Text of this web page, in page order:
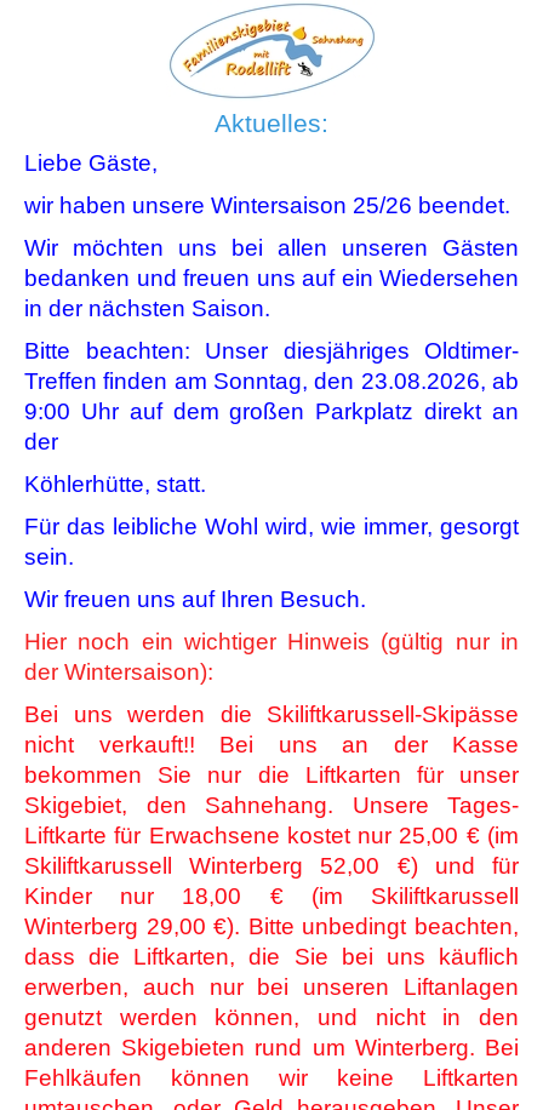
Aktuelles:
Liebe Gäste,
wir haben unsere Wintersaison 25/26 beendet.
Wir möchten uns bei allen unseren Gästen
bedanken und freuen uns auf ein Wiedersehen
in der nächsten Saison.
Bitte beachten: Unser diesjähriges Oldtimer-
Treffen finden am Sonntag, den 23.08.2026, ab
9:00 Uhr auf dem großen Parkplatz direkt an
der
Köhlerhütte, statt.
Für das leibliche Wohl wird, wie immer, gesorgt
sein.
Wir freuen uns auf Ihren Besuch.
Hier noch ein wichtiger Hinweis (gültig nur in
der Wintersaison):
Bei uns werden die Skiliftkarussell-Skipässe
nicht verkauft!! Bei uns an der Kasse
bekommen Sie nur die Liftkarten für unser
Skigebiet, den Sahnehang. Unsere Tages-
Liftkarte für Erwachsene kostet nur 25,00 € (im
Skiliftkarussell Winterberg 52,00 €) und für
Kinder nur 18,00 € (im Skiliftkarussell
Winterberg 29,00 €). Bitte unbedingt beachten,
dass die Liftkarten, die Sie bei uns käuflich
erwerben, auch nur bei unseren Liftanlagen
genutzt werden können, und nicht in den
anderen Skigebieten rund um Winterberg. Bei
Fehlkäufen können wir keine Liftkarten